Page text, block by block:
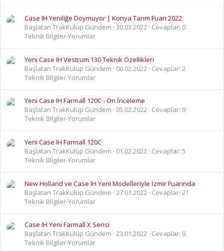
Case IH Yeniliğe Doymuyor | Konya Tarım Fuarı 2022
Başlatan TrakKulüp Gündem 30.03.2022 Cevaplar: 0
Teknik Bilgiler-Yorumlar
Yeni Case IH Vestrum 130 Teknik Özellikleri
Başlatan TrakKulüp Gündem
06.02.2022
Cevaplar: 2
Teknik Bilgiler-Yorumlar
Yeni Case IH Farmall 120C - Ön İnceleme
Başlatan TrakKulüp Gündem
05.02.2022 Cevaplar: 9
Teknik Bilgiler-Yorumlar
Yeni Case IH Farmall 120C
Başlatan TrakKulüp Gündem
01.02.2022 Cevaplar: 5
Teknik Bilgiler-Yorumlar
New Holland ve Case IH Yeni Modelleriyle İzmir Fuarında
Başlatan TrakKulüp Gündem
27.01.2022
Cevaplar: 21
Teknik Bilgiler-Yorumlar
Case IH Yeni Farmall X Serisi
Başlatan TrakKulüp Gündem 23.01.2022 Cevaplar: 9
Teknik Bilgiler-Yorumlar